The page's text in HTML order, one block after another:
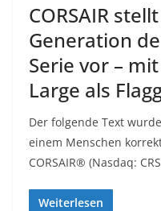
CORSAIR
Generation
Serie vor –
Large als
Der folgende Text
einem Menschen
CORSAIR® (Nasdaq:
Weiterlesen